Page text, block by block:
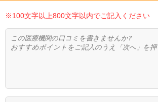
※100文字以上800文字以内でご記入ください